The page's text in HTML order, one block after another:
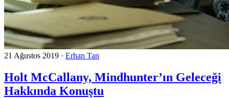
21 Ağustos 2019 · Erhan Tan
Holt McCallany, Mindhunter’ın Geleceği
Hakkında Konuştu